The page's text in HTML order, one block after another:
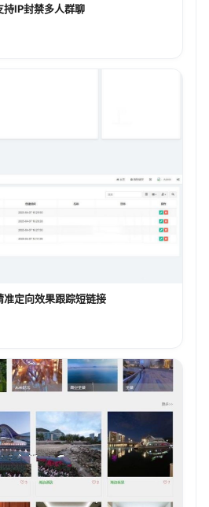
持IP封禁多人群聊
定向效果跟踪短链接